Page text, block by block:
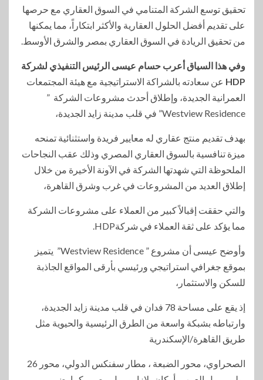
تحقيق توسع الشركة المتنامي في السوق العقاري مع حرصها
على تقديم أفضل الحلول العقارية والأكثر ابتكاراً، مما يمكنها
من تحقيق الريادة في السوق العقاري بمصر والشرق الأوسط.
وفي هذا السياق أعرب حسام عيسى الرئيس التنفيذي لشركة
HDP عن سعادته بالشراكة الاستراتيجية مع هيئة المجتمعات
العمرانية الجديدة، وإطلاق أحدث مشروعات الشركة ”
Westview Residence” في قلب مدينة زايد الجديدة،
بهدف تقديم منتج عقاري له معايير فريدة واستثنائية تمنحه
ميزة تنافسية بالسوق العقاري المصري وذلك عقب النجاحات
الملحوظة التي شهدتها الشركة في الآونة الأخيرة من خلال
إطلاق العديد من المشروعات في غرب وشرق القاهرة،
والتي حققت إقبالاً كبير من العملاء على مشروعات الشركة
مما يؤكد على ثقة العملاء في شركةHDP.
وأوضح عيسى أن مشروع ” Westview Residence” يتميز
بموقع جغرافي استراتيجي ورئيسي بأرقى المواقع الجاذبة
للسكن والاستثمار،
إذ يقع على مساحة 78 فدان في قلب مدينة زايد الجديدة،
وارتباطه بشبكة واسعة من الطرق الرئيسية والحيوية مثل
طريق القاهرة/الإسكندرية
الصحراوي، محور الضبعة ، مطار سفنكس الدولي، محور 26